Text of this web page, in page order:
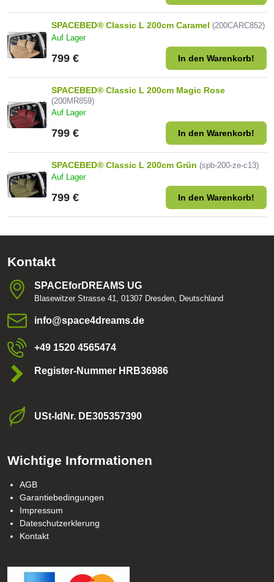
SPACEBED® Classic L 200cm Caramel (200CARC852)
Auf Lager
799 € In den Warenkorb!
SPACEBED® Classic L 200cm Magic Rose
(200MR859)
Auf Lager
799 € In den Warenkorb!
SPACEBED® Classic L 200cm Grün (spb-200-ze-c13)
Auf Lager
799 € In den Warenkorb!
Kontakt
SPACEforDREAMS UG
Blasewitzer Strasse 41, 01307 Dresden, Deutschland
info​@space4dreams​.de
+49 1520 4565474
Register-Nummer HRB36986
USt-ldNr​. DE305357390
Wichtige Informationen
AGB
Garantiebedingungen
Impressum
Dateschutzerklerung
Kontakt